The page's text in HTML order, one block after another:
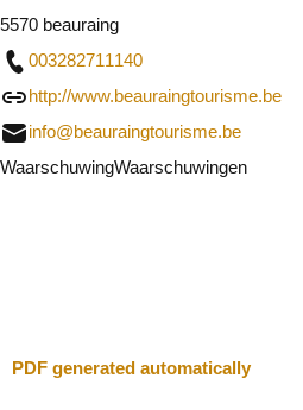
5570 beauraing
003282711140
http://www.beauraingtourisme.be
info@beauraingtourisme.be
WaarschuwingWaarschuwingen
PDF generated automatically